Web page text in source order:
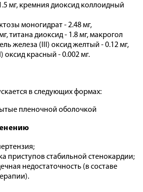
мг, кремния диоксид коллоидный
моногидрат - 2.48 мг,
титана диоксид - 1.8 мг, макрогол
железа (III) оксид желтый - 0.12 мг,
оксид красный - 0.002 мг.
в следующих формах:
пленочной оболочкой
приступов стабильной стенокардии;
недостаточность (в составе